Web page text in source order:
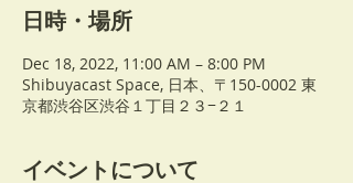
日時・場所
Dec 18, 2022, 11:00 AM – 8:00 PM
Shibuyacast Space, 日本、〒150-0002 東
京都渋谷区渋谷１丁目２３−２１
イベントについて